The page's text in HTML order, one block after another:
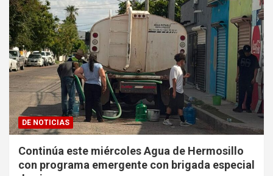
DE NOTICIAS
Continúa este miércoles Agua de Hermosillo
con programa emergente con brigada especial